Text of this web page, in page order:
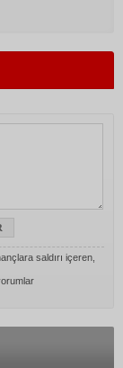
saldırı içeren,